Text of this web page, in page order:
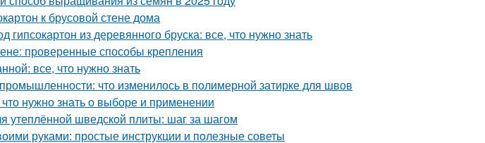
к брусовой стене дома
из деревянного бруска: все, что нужно знать
проверенные способы крепления
все, что нужно знать
что изменилось в полимерной затирке для швов
нужно знать о выборе и применении
утеплённой шведской плиты: шаг за шагом
руками: простые инструкции и полезные советы